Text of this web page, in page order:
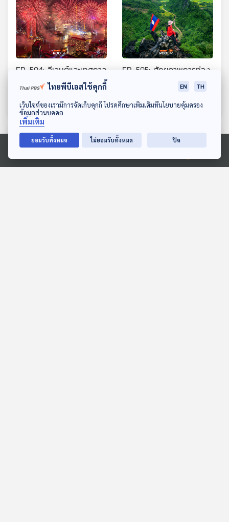
ดาวน์โหลด Thai PBS Podcast Application
Ⓒ 2020 องค์การกระจายเสียงและแพร่ภาพสาธารณะแห่งประเทศไทย
EP. 594: อีเวนต์และเทศกาล
ระดับโลก ความท้าทายของ
เศรษฐกิจไทย
EP. 595: ศักยภาพการท่อง
เที่ยวของประเทศลาว
ตอนที่เกี่ยวข้อง
ไทยพีบีเอสใช้คุกกี้ EN TH
เว็บไซต์ของเรามีการจัดเก็บคุกกี้ โปรดศึกษาเพิ่มเติมที่นโยบายคุ้มครอง
ข้อมูลส่วนบุคคล
เพิ่มเติม
ยอมรับทั้งหมด ไม่ยอมรับทั้งหมด ปิด